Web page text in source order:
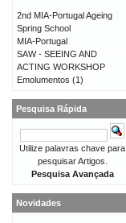
2nd MIA-Portugal Ageing
Spring School
MIA-Portugal
SAW - SEEING AND
ACTING WORKSHOP
Emolumentos (1)
Pesquisa Rápida
Utilize palavras chave para
pesquisar Artigos.
Pesquisa Avançada
Novidades